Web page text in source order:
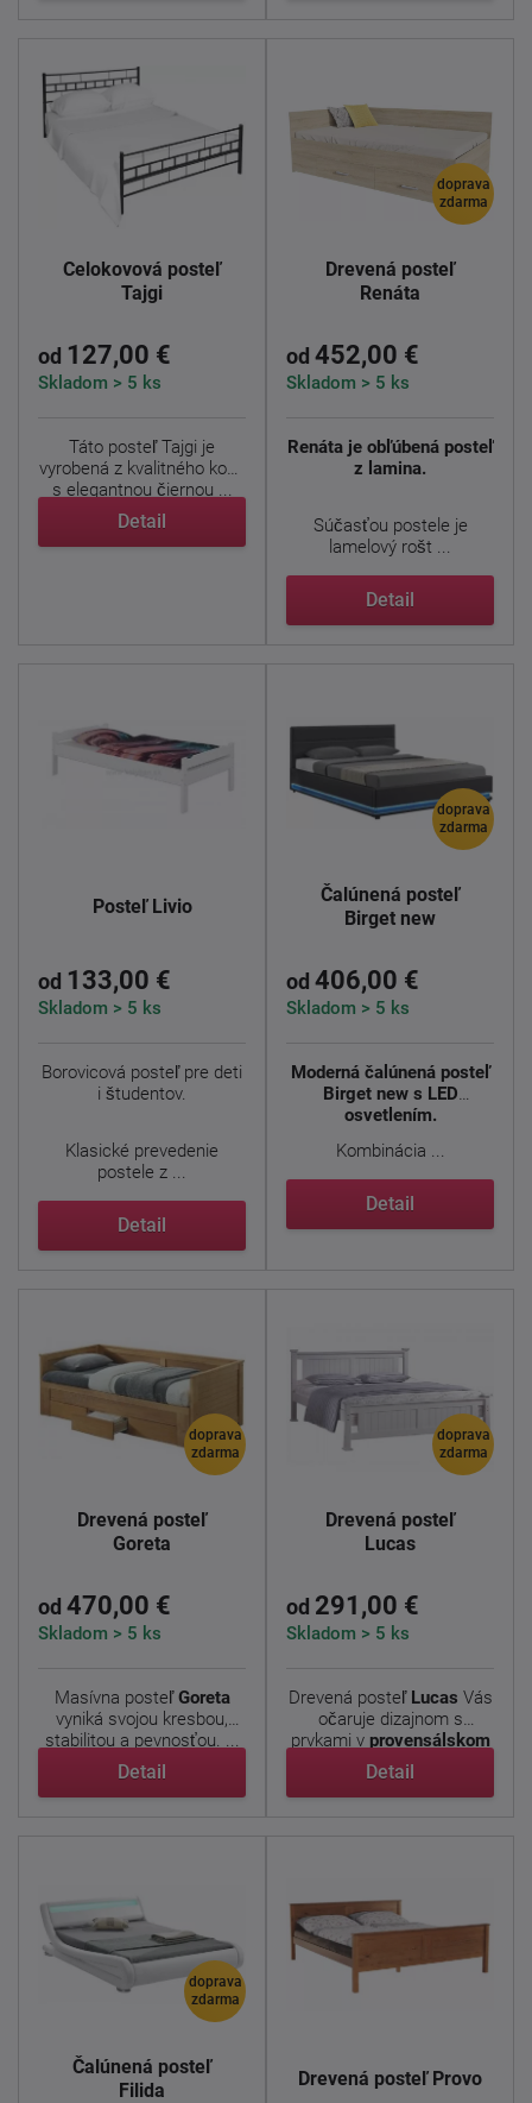
Celokovová posteľ
Tajgi
od 127,00 €
Skladom > 5 ks
Táto posteľ Tajgi je
vyrobená z kvalitného kovu
s elegantnou čiernou ...
Detail
doprava
zdarma
Drevená posteľ
Renáta
od 452,00 €
Skladom > 5 ks
Renáta je obľúbená posteľ
z lamina.
Súčasťou postele je
lamelový rošt ...
Detail
Posteľ Livio
od 133,00 €
Skladom > 5 ks
Borovicová posteľ pre deti
i študentov.
Klasické prevedenie
postele z ...
Detail
doprava
zdarma
Čalúnená posteľ
Birget new
od 406,00 €
Skladom > 5 ks
Moderná čalúnená posteľ
Birget new s LED
osvetlením.
Kombinácia ...
Detail
doprava
zdarma
Drevená posteľ
Goreta
od 470,00 €
Skladom > 5 ks
Masívna posteľGoreta
vyniká svojou kresbou,
stabilitou a pevnosťou. ...
Detail
doprava
zdarma
Drevená posteľ
Lucas
od 291,00 €
Skladom > 5 ks
Drevená posteľ Lucas Vás
očaruje dizajnom s
prvkami v provensálskom
...
Detail
doprava
zdarma
Čalúnená posteľ
Filida
Drevená posteľ Provo